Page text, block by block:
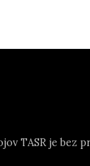
TASR je bez